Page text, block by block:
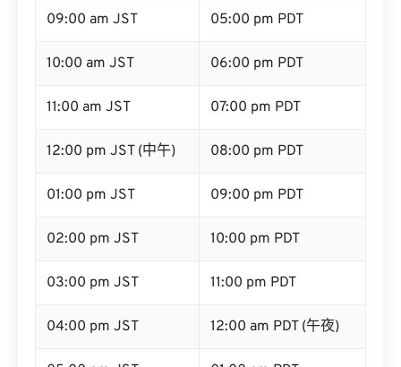
09:00 am JST 05:00 pm PDT
10:00 am JST 06:00 pm PDT
11:00 am JST 07:00 pm PDT
12:00 pm JST (中午) 08:00 pm PDT
01:00 pm JST 09:00 pm PDT
02:00 pm JST 10:00 pm PDT
03:00 pm JST 11:00 pm PDT
04:00 pm JST 12:00 am PDT (午夜)